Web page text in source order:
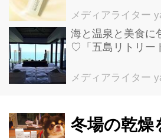
メディアライター
海と温泉と美食に
♡「五島リトリー
メディアライター
冬場の乾燥